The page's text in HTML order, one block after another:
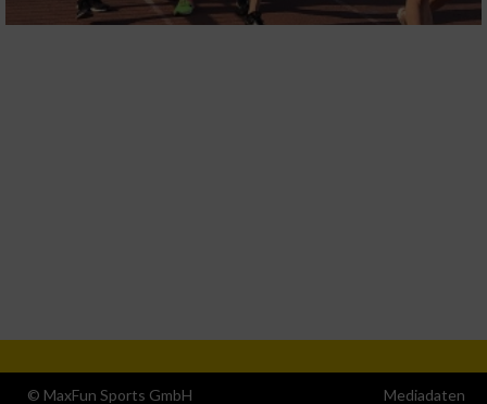
© MaxFun Sports GmbH Mediadaten